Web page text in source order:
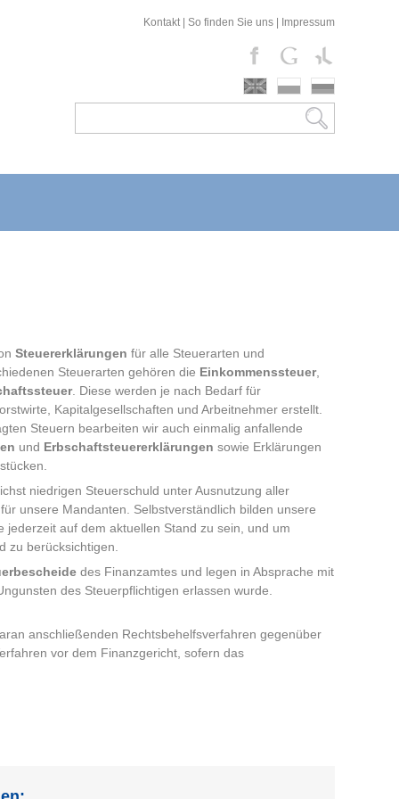
Kontakt| So finden Sie uns Impressum
Steuererklärungen für alle Steuerarten und
Steuerarten gehören die Einkommenssteuer,
. Diese werden je nach Bedarf für
Kapitalgesellschaften und Arbeitnehmer erstellt.
Steuern bearbeiten wir auch einmalig anfallende
und Erbschaftsteuererklärungen sowie Erklärungen
niedrigen Steuerschuld unter Ausnutzung aller
für unsere Mandanten. Selbstverständlich bilden unsere
auf dem aktuellen Stand zu sein, und um
zu berücksichtigen.
des Finanzamtes und legen in Absprache mit
des Steuerpflichtigen erlassen wurde.
anschließenden Rechtsbehelfsverfahren gegenüber
vor dem Finanzgericht, sofern das